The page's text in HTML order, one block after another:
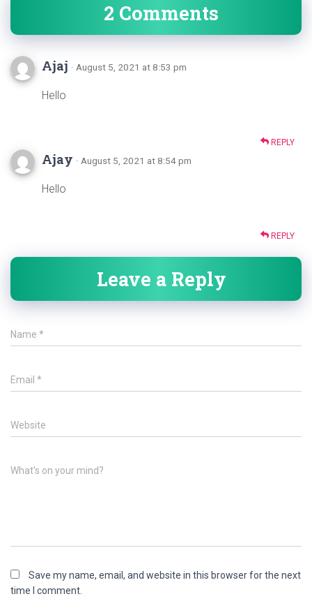
2 Comments
Ajaj · August 5, 2021 at 8:53 pm
Hello
REPLY
Ajay · August 5, 2021 at 8:54 pm
Hello
REPLY
Leave a Reply
Name *
Email *
Website
What's on your mind?
Save my name, email, and website in this browser for the next
time I comment.